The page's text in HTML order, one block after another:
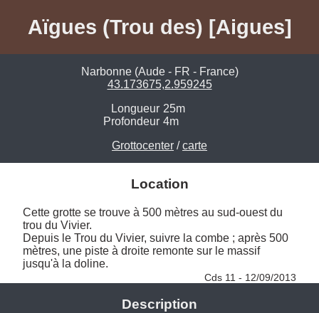
Aïgues (Trou des) [Aigues]
Narbonne (Aude - FR - France)
43.173675,2.959245
Longueur 25m
Profondeur 4m
Grottocenter /carte
Location
Cette grotte se trouve à 500 mètres au sud-ouest du
trou du Vivier.
Depuis le Trou du Vivier, suivre la combe ; après 500
mètres, une piste à droite remonte sur le massif
jusqu'à la doline.
Cds 11 - 12/09/2013
Description